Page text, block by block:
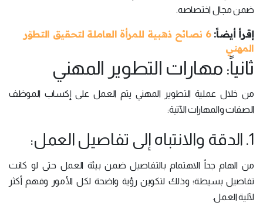
ضمن مجال اختصاصه.
إقرأ أيضاً:
6 نصائح ذهبية للمرأة العاملة لتحقيق التطوّر
المهني
ثانياً: مهارات التطوير المهني
من خلال عملية التطوير المهني يتم العمل على إكساب الموظف
الصفات والمهارات الآتية:
1. الدقة والانتباه إلى تفاصيل العمل:
من الهام جداً الاهتمام بالتفاصيل ضمن بيئة العمل حتى لو كانت
تفاصيل بسيطة؛ وذلك لتكوين رؤية واضحة لكل الأمور وفهم أكثر
لآلية العمل.